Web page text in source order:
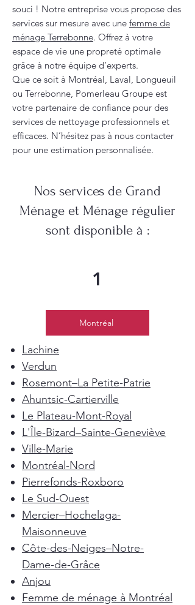
souci ! Notre entreprise vous propose des
services sur mesure avec une femme de
ménage Terrebonne. Offrez à votre
espace de vie une propreté optimale
grâce à notre équipe d’experts.
Que ce soit à Montréal, Laval, Longueuil
ou Terrebonne, Pomerleau Groupe est
votre partenaire de confiance pour des
services de nettoyage professionnels et
efficaces. N’hésitez pas à nous contacter
pour une estimation personnalisée.
Nos services de Grand
Ménage et Ménage régulier
sont disponible à :
1
Montréal
Lachine
Verdun
Rosemont–La Petite-Patrie
Ahuntsic-Cartierville
Le Plateau-Mont-Royal
L'Île-Bizard–Sainte-Geneviève
Ville-Marie
Montréal-Nord
Pierrefonds-Roxboro
Le Sud-Ouest
Mercier–Hochelaga-
Maisonneuve
Côte-des-Neiges–Notre-
Dame-de-Grâce
Anjou
Femme de ménage à Montréal